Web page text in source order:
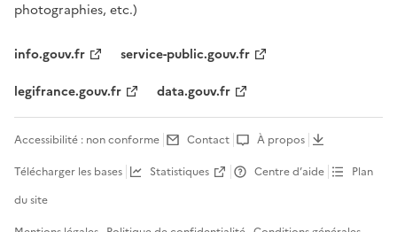
photographies, etc.)
info.gouv.fr
service-public.gouv.fr
legifrance.gouv.fr
data.gouv.fr
Accessibilité : non conforme Contact
À propos
Télécharger les bases
Statistiques Centre d’aide
Plan
du site